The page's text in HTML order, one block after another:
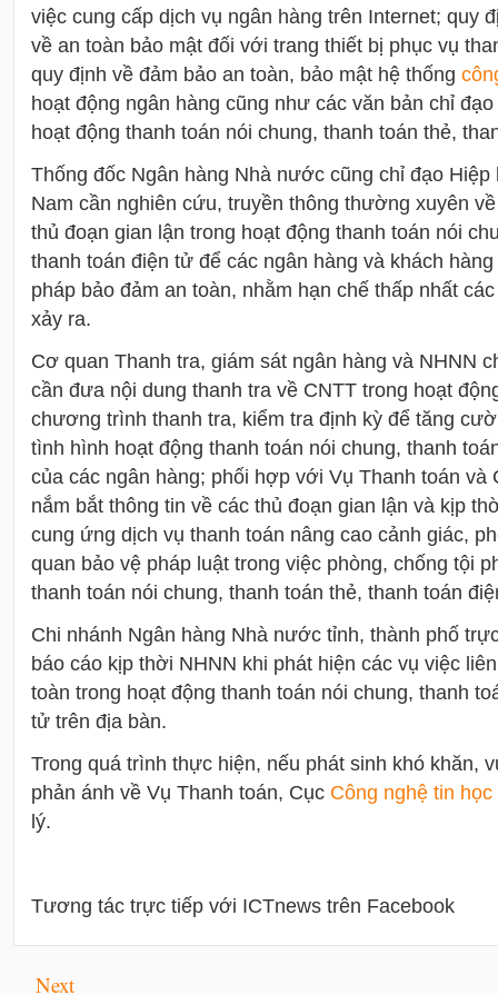
việc cung cấp dịch vụ ngân hàng trên Internet; quy
về an toàn bảo mật đối với trang thiết bị phục vụ
quy định về đảm bảo an toàn, bảo mật hệ thống
hoạt động ngân hàng cũng như các văn bản chỉ
hoạt động thanh toán nói chung, thanh toán thẻ,
Thống đốc Ngân hàng Nhà nước cũng chỉ đạo Hiệp
Nam cần nghiên cứu, truyền thông thường xuyên
thủ đoạn gian lận trong hoạt động thanh toán nói
thanh toán điện tử để các ngân hàng và khách
pháp bảo đảm an toàn, nhằm hạn chế thấp nhất
xảy ra.
Cơ quan Thanh tra, giám sát ngân hàng và NHNN
cần đưa nội dung thanh tra về CNTT trong hoạt
chương trình thanh tra, kiểm tra định kỳ để tăng
tình hình hoạt động thanh toán nói chung, thanh
của các ngân hàng; phối hợp với Vụ Thanh toán và
nắm bắt thông tin về các thủ đoạn gian lận và kịp
cung ứng dịch vụ thanh toán nâng cao cảnh giác,
quan bảo vệ pháp luật trong việc phòng, chống tội
thanh toán nói chung, thanh toán thẻ, thanh toán
Chi nhánh Ngân hàng Nhà nước tỉnh, thành phố
báo cáo kịp thời NHNN khi phát hiện các vụ việc
toàn trong hoạt động thanh toán nói chung, thanh
tử trên địa bàn.
Trong quá trình thực hiện, nếu phát sinh khó khăn,
phản ánh về Vụ Thanh toán, Cục Công nghệ tin học
lý.
Tương tác trực tiếp với ICTnews trên Facebook
Next